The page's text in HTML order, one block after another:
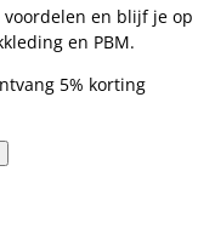
en blijf je op
en PBM.
5% korting